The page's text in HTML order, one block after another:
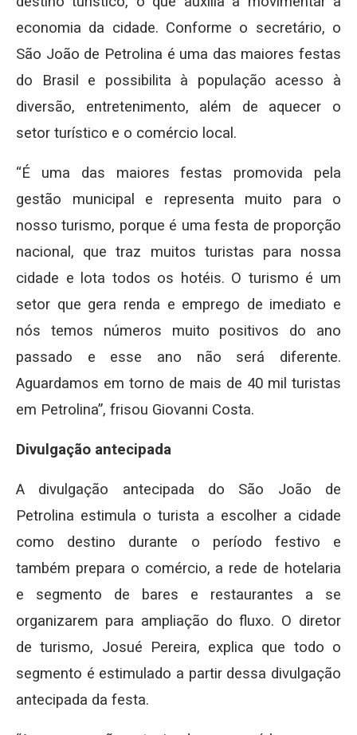
economia da cidade. Conforme o secretário, o
São João de Petrolina é uma das maiores festas
do Brasil e possibilita à população acesso à
diversão, entretenimento, além de aquecer o
setor turístico e o comércio local.
“É uma das maiores festas promovida pela
gestão municipal e representa muito para o
nosso turismo, porque é uma festa de proporção
nacional, que traz muitos turistas para nossa
cidade e lota todos os hotéis. O turismo é um
setor que gera renda e emprego de imediato e
nós temos números muito positivos do ano
passado e esse ano não será diferente.
Aguardamos em torno de mais de 40 mil turistas
em Petrolina”, frisou Giovanni Costa.
Divulgação antecipada
A divulgação antecipada do São João de
Petrolina estimula o turista a escolher a cidade
como destino durante o período festivo e
também prepara o comércio, a rede de hotelaria
e segmento de bares e restaurantes a se
organizarem para ampliação do fluxo. O diretor
de turismo, Josué Pereira, explica que todo o
segmento é estimulado a partir dessa divulgação
antecipada da festa.